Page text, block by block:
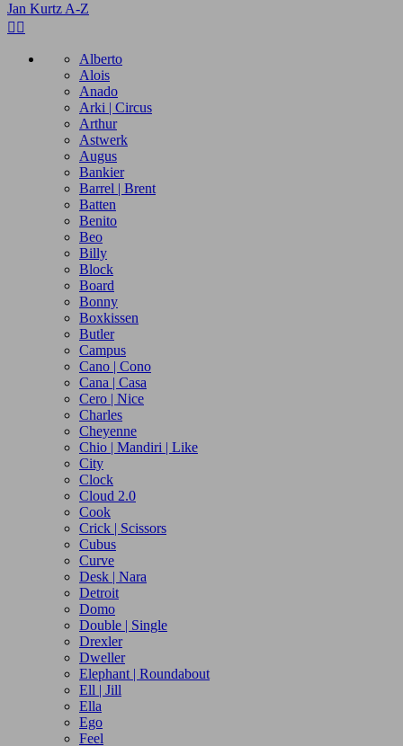
Alle löschen
Preis von
€
Produkte ansehen2
Jan Kurtz A-Z
 
Alberto
Alois
Anado
Arki | Circus
Arthur
Astwerk
Augus
Bankier
Barrel | Brent
Batten
Benito
Beo
Billy
Block
Board
Bonny
Boxkissen
Butler
Campus
Cano | Cono
Cana | Casa
Cero | Nice
Charles
Cheyenne
Chio | Mandiri | Like
City
Clock
Cloud 2.0
Cook
Crick | Scissors
Cubus
Curve
Desk | Nara
Detroit
Domo
Double | Single
Drexler
Dweller
Elephant | Roundabout
Ell | Jill
Ella
Ego
Feel